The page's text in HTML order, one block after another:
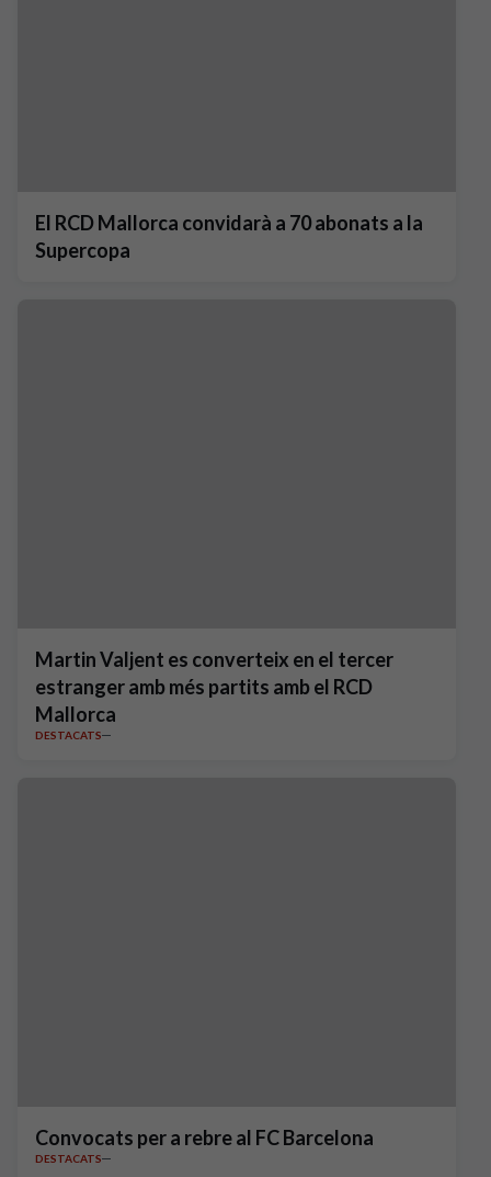
El RCD Mallorca convidarà a 70 abonats a la
Supercopa
Martin Valjent es converteix en el tercer
estranger amb més partits amb el RCD
Mallorca
DESTACATS
Convocats per a rebre al FC Barcelona
DESTACATS